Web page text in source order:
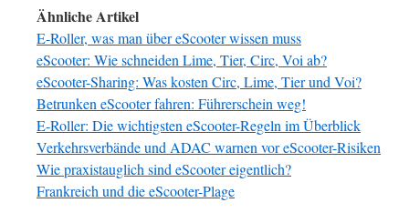
Ähnliche Artikel
E-Roller, was man über eScooter wissen muss
eScooter: Wie schneiden Lime, Tier, Circ, Voi ab?
eScooter-Sharing: Was kosten Circ, Lime, Tier und Voi?
Betrunken eScooter fahren: Führerschein weg!
E-Roller: Die wichtigsten eScooter-Regeln im Überblick
Verkehrsverbände und ADAC warnen vor eScooter-Risiken
Wie praxistauglich sind eScooter eigentlich?
Frankreich und die eScooter-Plage